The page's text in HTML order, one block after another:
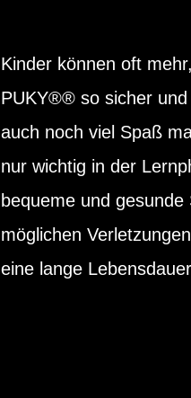
Kinder können oft
PUKY®® so sicher
auch noch viel Spaß
nur wichtig in der
bequeme und
möglichen
eine lange